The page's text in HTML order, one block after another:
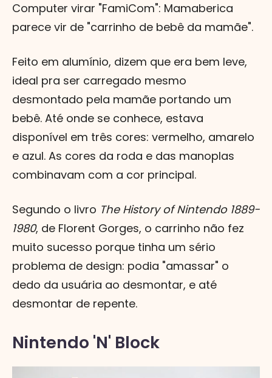
Computer virar "FamiCom": Mamaberica
parece vir de "carrinho de bebê da mamãe".
Feito em alumínio, dizem que era bem leve,
ideal pra ser carregado mesmo
desmontado pela mamãe portando um
bebê. Até onde se conhece, estava
disponível em três cores: vermelho, amarelo
e azul. As cores da roda e das manoplas
combinavam com a cor principal.
Segundo o livro The History of Nintendo 1889-
1980, de Florent Gorges, o carrinho não fez
muito sucesso porque tinha um sério
problema de design: podia "amassar" o
dedo da usuária ao desmontar, e até
desmontar de repente.
Nintendo 'N' Block